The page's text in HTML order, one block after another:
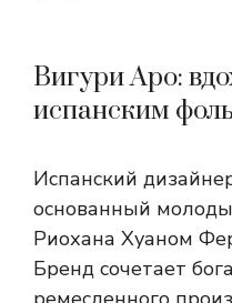
Вигури Аро:
испанским
Испанский
основанный
Риохана Хуаном
Бренд сочетает